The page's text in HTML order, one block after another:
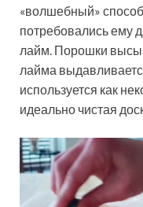
«волшебный»
потребовались ему
лайм. Порошки
лайма
используется как
идеально чистая